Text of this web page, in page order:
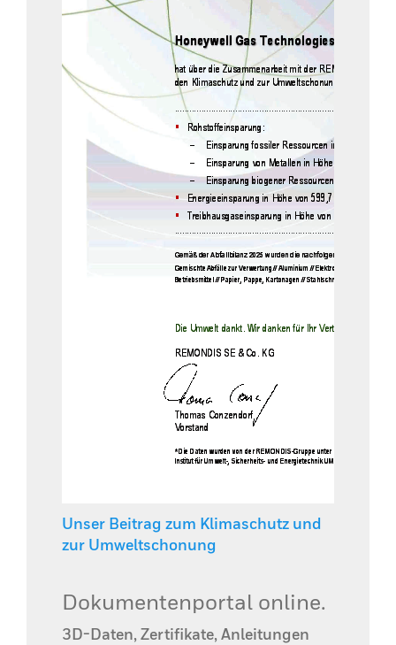
Unser Beitrag zum Klimaschutz und
zur Umweltschonung
Dokumentenportal online.
3D-Daten, Zertifikate, Anleitungen